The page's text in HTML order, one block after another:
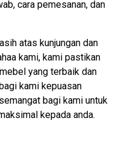
cara pemesanan, dan
atas kunjungan dan
kami, kami pastikan
yang terbaik dan
kami kepuasan
bagi kami untuk
kepada anda.